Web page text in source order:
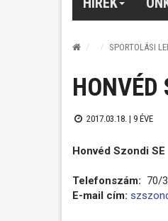
SPORTOLÁSI
HONVÉD
2017.03.18. | 9 ÉVE
Honvéd Szondi SE
Telefonszám: 70/
E-mail cím: